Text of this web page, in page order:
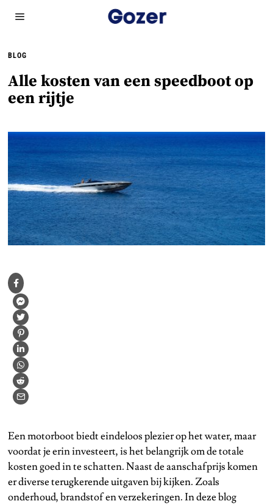
BLOG
Alle kosten van een speedboot op
een rijtje
Een motorboot biedt eindeloos plezier op het water, maar
voordat je erin investeert, is het belangrijk om de totale
kosten goed in te schatten. Naast de aanschafprijs komen
er diverse terugkerende uitgaven bij kijken. Zoals
onderhoud, brandstof en verzekeringen. In deze blog